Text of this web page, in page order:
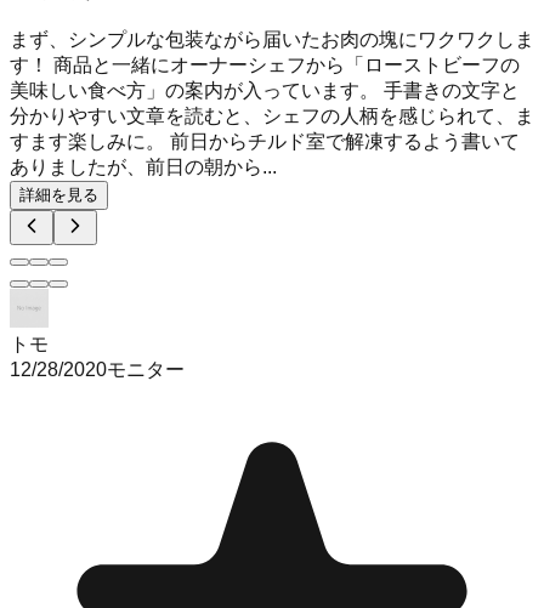
まず、シンプルな包装ながら届いたお肉の塊にワクワクしま
す！ 商品と一緒にオーナーシェフから「ローストビーフの
美味しい食べ方」の案内が入っています。 手書きの文字と
分かりやすい文章を読むと、シェフの人柄を感じられて、ま
すます楽しみに。 前日からチルド室で解凍するよう書いて
ありましたが、前日の朝から...
詳細を見る
トモ
12/28/2020モニター